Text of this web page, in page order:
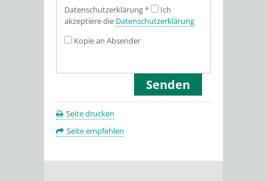
Datenschutz­erklärung*
Ich
akzeptiere die Datenschutz­erklärung
Kopie an Absender
Seite drucken
Seite empfehlen